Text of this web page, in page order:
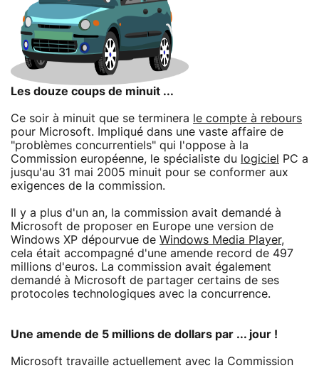
Les douze coups de minuit ...
Ce soir à minuit que se terminera
le compte à rebours
pour Microsoft. Impliqué dans une vaste affaire de
"problèmes concurrentiels" qui l'oppose à la
Commission européenne, le spécialiste du
logiciel
PC a
jusqu'au 31 mai 2005 minuit pour se conformer aux
exigences de la commission.
Il y a plus d'un an, la commission avait demandé à
Microsoft de proposer en Europe une version de
Windows XP dépourvue de Windows Media Player,
cela était accompagné d'une amende record de 497
millions d'euros. La commission avait également
demandé à Microsoft de partager certains de ses
protocoles technologiques avec la concurrence.
Une amende de 5 millions de dollars par ... jour !
Microsoft travaille actuellement avec la Commission